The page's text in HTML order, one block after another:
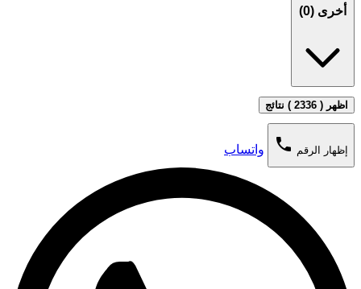
أخرى (0
)
اظهر ( 2336 ) نتائج
إظهار الرقم phone واتساب